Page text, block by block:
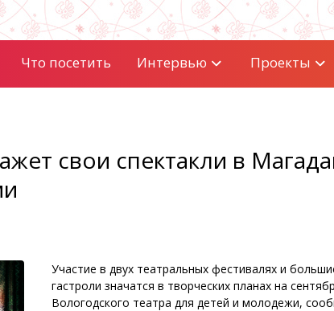
Что посетить Интервью Проекты
свои спектакли в
Участие в двух театральных фестивалях и
гастроли значатся в творческих планах на
Вологодского театра для детей и молодежи,